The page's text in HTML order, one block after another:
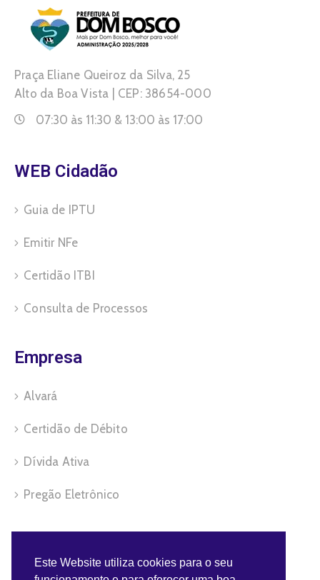
Praça Eliane Queiroz da Silva, 25
Alto da Boa Vista | CEP: 38654-000
07:30 às 11:30 & 13:00 às 17:00
WEB Cidadão
Guia de IPTU
Emitir NFe
Certidão ITBI
Consulta de Processos
Empresa
Alvará
Certidão de Débito
Dívida Ativa
Pregão Eletrônico
Este Website utiliza cookies para o seu